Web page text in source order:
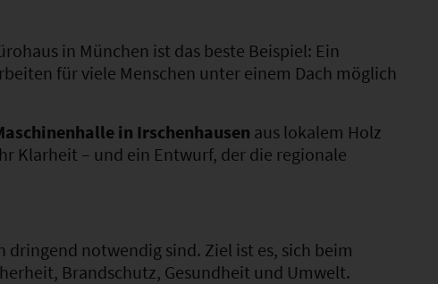
in München ist das beste Beispiel: Ein
für viele Menschen unter einem Dach möglich
in Irschenhausen aus lokalem Holz
Klarheit – und ein Entwurf, der die regionale
notwendig sind. Ziel ist es, sich beim
Brandschutz, Gesundheit und Umwelt.